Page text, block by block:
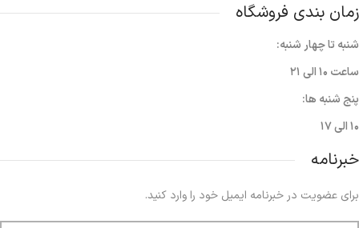
زمان بندی فروشگاه
شنبه تا چهار شنبه:
ساعت ۱۰ الی ۲۱
پنج شنبه ها:
۱۰ الی ۱۷
خبرنامه
برای عضویت در خبرنامه ایمیل خود را وارد کنید.